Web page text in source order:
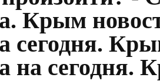
Крым
на сегодня.